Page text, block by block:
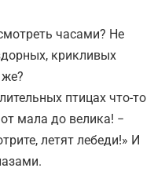
часами? Не
крикливых
птицах что-то
мала до велика! −
летят лебеди!» И